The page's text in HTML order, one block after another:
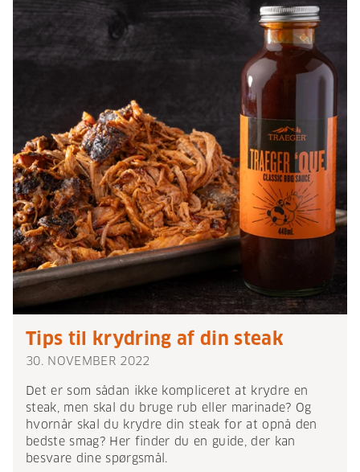
Tips til krydring af din steak
30. NOVEMBER 2022
Det er som sådan ikke kompliceret at krydre en
steak, men skal du bruge rub eller marinade? Og
hvornår skal du krydre din steak for at opnå den
bedste smag? Her finder du en guide, der kan
besvare dine spørgsmål.